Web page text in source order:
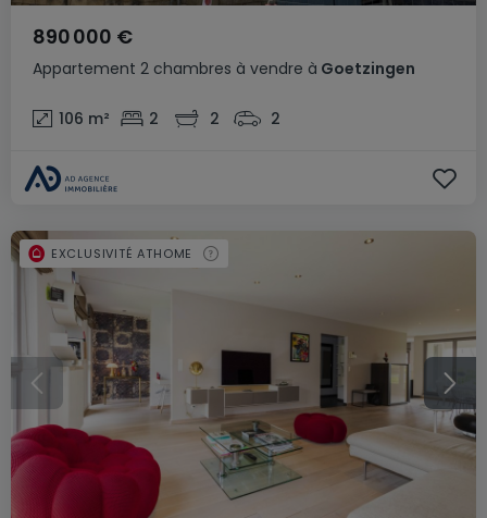
Appartement 2 chambres à vendre à Goetzingen
890 000 €
106 m² 2 2 2
EXCLUSIVITÉ ATHOME